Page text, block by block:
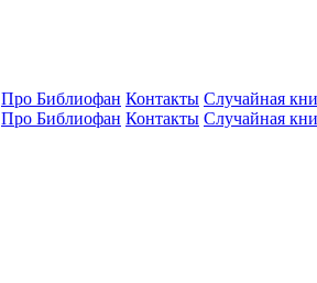
Про Библиофан Контакты Случайная
Про Библиофан Контакты Случайная